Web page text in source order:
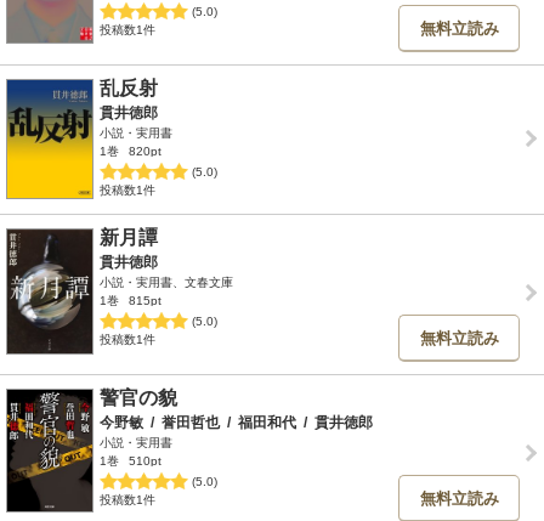
(5.0)
投稿数1件
無料立読み
乱反射
貫井徳郎
小説・実用書
1巻
820pt
(5.0)
投稿数1件
新月譚
貫井徳郎
小説・実用書、文春文庫
1巻
815pt
(5.0)
投稿数1件
無料立読み
警官の貌
今野敏 / 誉田哲也 / 福田和代 / 貫井徳郎
小説・実用書
1巻
510pt
(5.0)
投稿数1件
無料立読み